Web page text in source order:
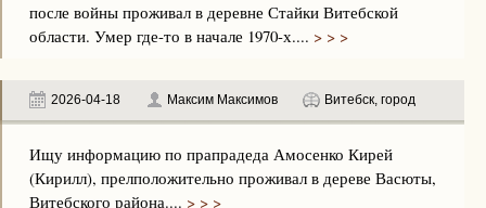
после войны проживал в деревне Стайки Витебской
области. Умер где-то в начале 1970-х.... > > >
2026-04-18 Максим Максимов Витебск, город
Ищу информацию по прапрадеда Амосенко Кирей
(Кирилл), прелположительно проживал в дереве Васюты,
Витебского района.... > > >